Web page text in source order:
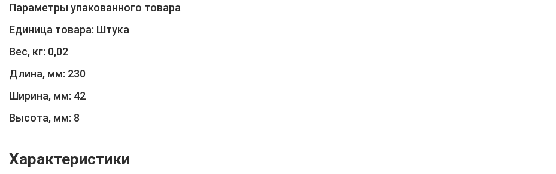
Параметры упакованного товара
Единица товара: Штука
Вес, кг: 0,02
Длина, мм: 230
Ширина, мм: 42
Высота, мм: 8
Характеристики